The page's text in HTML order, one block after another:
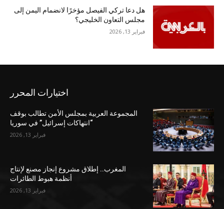
هل دعا تركي الفيصل مؤخرًا لانضمام اليمن إلى
مجلس التعاون الخليجي؟
فبراير 13, 2026
اختيارات المحرر
المجموعة العربية بمجلس الأمن تطالب بوقف
“انتهاكات إسرائيل” في سوريا
فبراير 13, 2026
المغرب.. إطلاق مشروع إنجاز مصنع لإنتاج
أنظمة هبوط الطائرات
فبراير 13, 2026